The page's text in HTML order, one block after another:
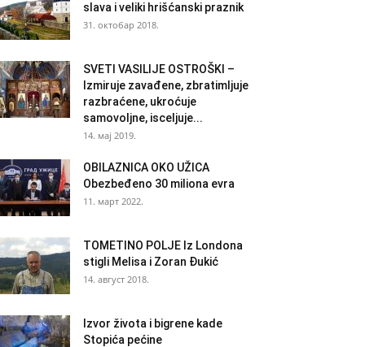
slava i veliki hrišćanski praznik
31. октобар 2018.
SVETI VASILIJE OSTROŠKI –
Izmiruje zavađene, zbratimljuje
razbraćene, ukroćuje
samovoljne, isceljuje...
14. мај 2019.
OBILAZNICA OKO UŽICA
Obezbeđeno 30 miliona evra
11. март 2022.
TOMETINO POLJE Iz Londona
stigli Melisa i Zoran Đukić
14. август 2018.
Izvor života i bigrene kade
Stopića pećine